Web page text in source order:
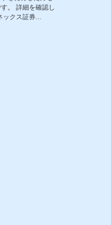
。 詳細を確認し
クス証券...